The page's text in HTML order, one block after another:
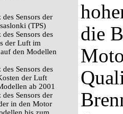
Sensors der
(TPS)
Sensors des
der Luft im
den Modellen
Sensors des
der Luft
ab 2001
Sensors der
in den Motor
die